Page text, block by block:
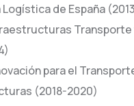
de España
Transporte
para el
(2018-2020)